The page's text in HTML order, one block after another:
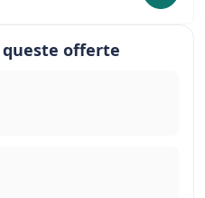
offerte